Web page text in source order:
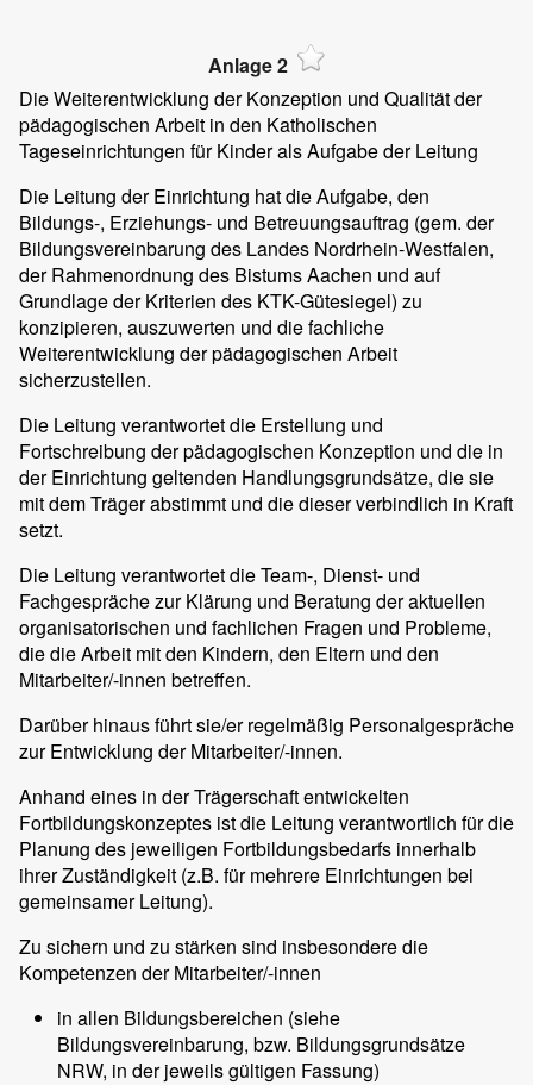
Anlage 2
Die Weiterentwicklung der Konzeption und Qualität der
pädagogischen Arbeit in den Katholischen
Tageseinrichtungen für Kinder als Aufgabe der Leitung
Die Leitung der Einrichtung hat die Aufgabe, den
Bildungs-, Erziehungs- und Betreuungsauftrag (gem. der
Bildungsvereinbarung des Landes Nordrhein-Westfalen,
der Rahmenordnung des Bistums Aachen und auf
Grundlage der Kriterien des KTK-Gütesiegel) zu
konzipieren, auszuwerten und die fachliche
Weiterentwicklung der pädagogischen Arbeit
sicherzustellen.
Die Leitung verantwortet die Erstellung und
Fortschreibung der pädagogischen Konzeption und die in
der Einrichtung geltenden Handlungsgrundsätze, die sie
mit dem Träger abstimmt und die dieser verbindlich in Kraft
setzt.
Die Leitung verantwortet die Team-, Dienst- und
Fachgespräche zur Klärung und Beratung der aktuellen
organisatorischen und fachlichen Fragen und Probleme,
die die Arbeit mit den Kindern, den Eltern und den
Mitarbeiter/-innen betreffen.
Darüber hinaus führt sie/er regelmäßig Personalgespräche
zur Entwicklung der Mitarbeiter/-innen.
Anhand eines in der Trägerschaft entwickelten
Fortbildungskonzeptes ist die Leitung verantwortlich für die
Planung des jeweiligen Fortbildungsbedarfs innerhalb
ihrer Zuständigkeit (z.B. für mehrere Einrichtungen bei
gemeinsamer Leitung).
Zu sichern und zu stärken sind insbesondere die
Kompetenzen der Mitarbeiter/-innen
in allen Bildungsbereichen (siehe
Bildungsvereinbarung, bzw. Bildungsgrundsätze
NRW, in der jeweils gültigen Fassung)